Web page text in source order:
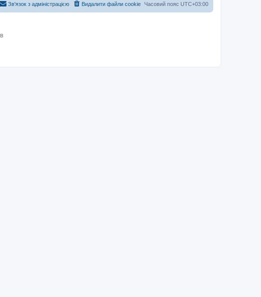
Часовий пояс UTC+03:00
Видалити файли cookie
Зв'язок з адміністрацією